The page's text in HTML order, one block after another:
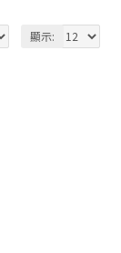
顯示: